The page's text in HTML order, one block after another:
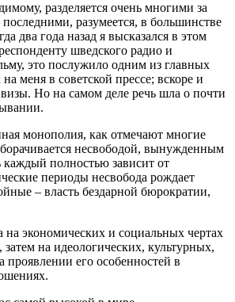
разделяется очень многими за
разумеется, в большинстве
два года назад я высказался в этом
шведского радио и
это послужило одним из главных
меня в советской прессе; вскоре и
Но на самом деле речь шла о почти
монополия, как отмечают многие
несвободой, вынужденным
полностью зависит от
периоды несвобода рождает
– власть бездарной бюрократии,
на экономических и социальных чертах
затем на идеологических, культурных,
проявлении его особенностей в